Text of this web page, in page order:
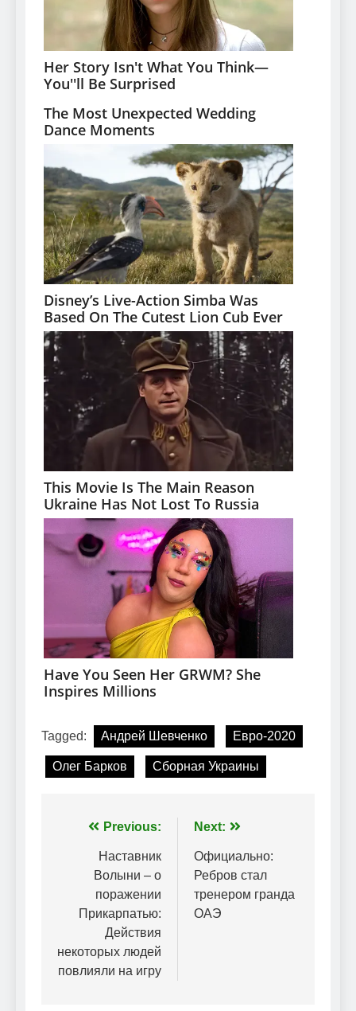
Tagged: Андрей Шевченко Евро-2020
Олег Барков Сборная Украины
Навігація
записів
Previous:
Наставник
Волыни – о
поражении
Прикарпатью:
Действия
некоторых людей
повлияли на игру
Next:
Официально:
Ребров стал
тренером гранда
ОАЭ